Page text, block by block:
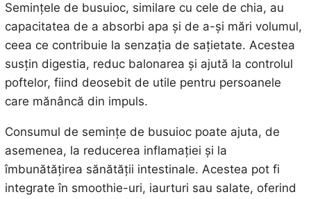
Semințele de busuioc, similare cu cele de chia, au
capacitatea de a absorbi apa și de a-și mări volumul,
ceea ce contribuie la senzația de sațietate. Acestea
susțin digestia, reduc balonarea și ajută la controlul
poftelor, fiind deosebit de utile pentru persoanele
care mănâncă din impuls.
Consumul de semințe de busuioc poate ajuta, de
asemenea, la reducerea inflamației și la
îmbunătățirea sănătății intestinale. Acestea pot fi
integrate în smoothie-uri, iaurturi sau salate, oferind